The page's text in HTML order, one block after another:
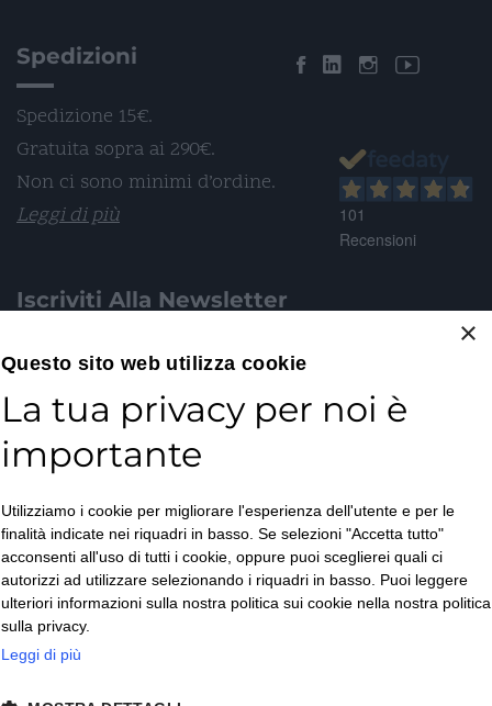
Spedizioni
Spedizione 15€.
Gratuita sopra ai 290€.
Non ci sono minimi d’ordine.
Leggi di più
Iscriviti Alla Newsletter
Email*
Privacy Policy*
ISCRIVITI
101
Recensioni
×
Questo sito web utilizza cookie
La tua privacy per noi è
importante
Utilizziamo i cookie per migliorare l'esperienza dell'utente e per le
finalità indicate nei riquadri in basso. Se selezioni "Accetta tutto"
acconsenti all'uso di tutti i cookie, oppure puoi sceglierei quali ci
autorizzi ad utilizzare selezionando i riquadri in basso. Puoi leggere
ulteriori informazioni sulla nostra politica sui cookie nella nostra politica
sulla privacy.
Leggi di più